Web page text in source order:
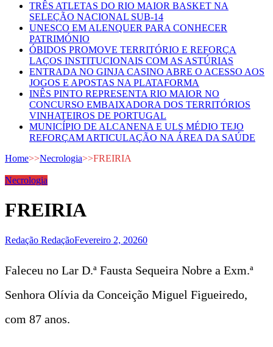
TRÊS ATLETAS DO RIO MAIOR BASKET NA
SELEÇÃO NACIONAL SUB-14
UNESCO EM ALENQUER PARA CONHECER
PATRIMÓNIO
ÓBIDOS PROMOVE TERRITÓRIO E REFORÇA
LAÇOS INSTITUCIONAIS COM AS ASTÚRIAS
ENTRADA NO GINJA CASINO ABRE O ACESSO AOS
JOGOS E APOSTAS NA PLATAFORMA
INÊS PINTO REPRESENTA RIO MAIOR NO
CONCURSO EMBAIXADORA DOS TERRITÓRIOS
VINHATEIROS DE PORTUGAL
MUNICÍPIO DE ALCANENA E ULS MÉDIO TEJO
REFORÇAM ARTICULAÇÃO NA ÁREA DA SAÚDE
Home>>Necrologia>>FREIRIA
Necrologia
FREIRIA
Redação RedaçãoFevereiro 2, 20260
Faleceu no Lar D.ª Fausta Sequeira Nobre a Exm.ª
Senhora Olívia da Conceição Miguel Figueiredo,
com 87 anos.